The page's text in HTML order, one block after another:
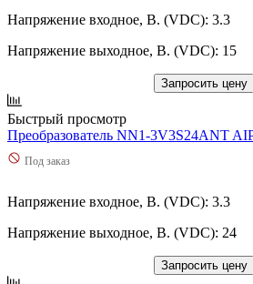
Напряжение входное, В. (VDC): 3.3
Напряжение выходное, В. (VDC): 15
Запросить цену
Быстрый просмотр
Преобразователь NN1-3V3S24ANT
Под заказ
Напряжение входное, В. (VDC): 3.3
Напряжение выходное, В. (VDC): 24
Запросить цену